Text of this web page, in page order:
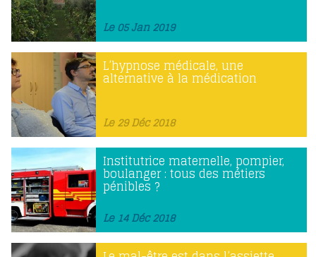
Le 05 Jan 2019
L’hypnose médicale, une
alternative à la médication
Le 29 Déc 2018
Institutrice maternelle, pompier,
boulanger : tous des métiers
pénibles ?
Le 14 Déc 2018